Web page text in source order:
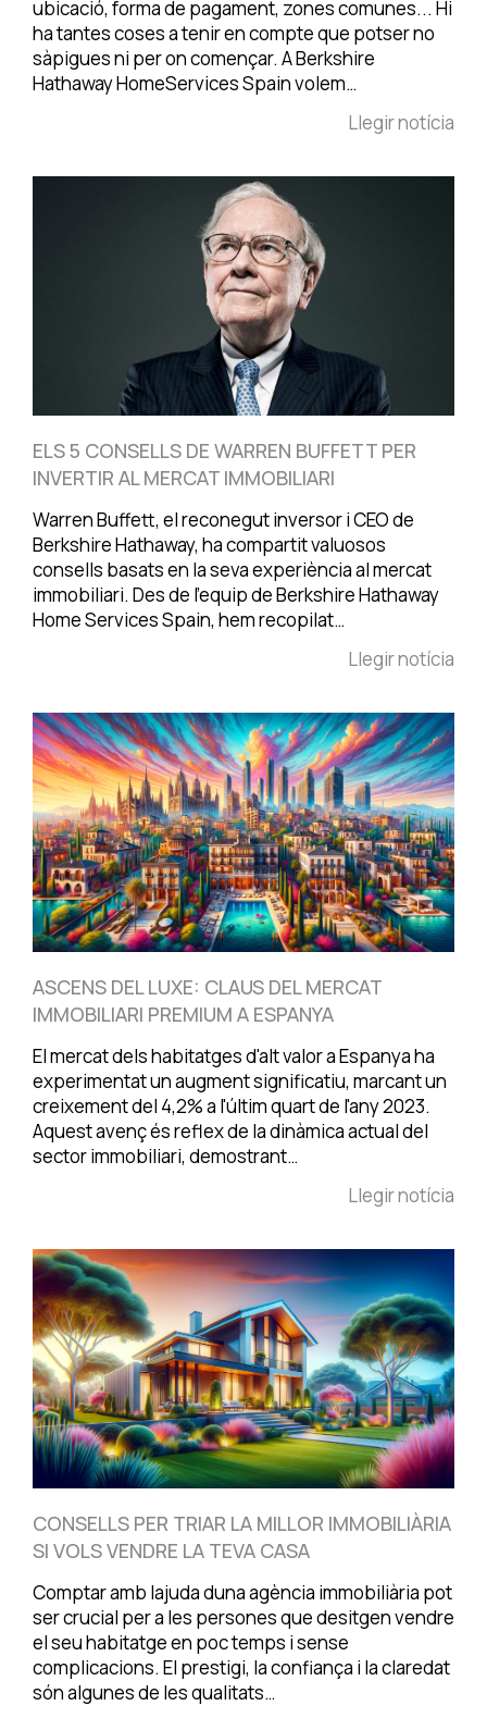
ubicació, forma de pagament, zones comunes... Hi
ha tantes coses a tenir en compte que potser no
sàpigues ni per on començar. A Berkshire
Hathaway HomeServices Spain volem…
Llegir notícia
ELS 5 CONSELLS DE WARREN BUFFETT PER
INVERTIR AL MERCAT IMMOBILIARI
Warren Buffett, el reconegut inversor i CEO de
Berkshire Hathaway, ha compartit valuosos
consells basats en la seva experiència al mercat
immobiliari. Des de l'equip de Berkshire Hathaway
Home Services Spain, hem recopilat…
Llegir notícia
ASCENS DEL LUXE: CLAUS DEL MERCAT
IMMOBILIARI PREMIUM A ESPANYA
El mercat dels habitatges d'alt valor a Espanya ha
experimentat un augment significatiu, marcant un
creixement del 4,2% a l'últim quart de l'any 2023.
Aquest avenç és reflex de la dinàmica actual del
sector immobiliari, demostrant…
Llegir notícia
CONSELLS PER TRIAR LA MILLOR IMMOBILIÀRIA
SI VOLS VENDRE LA TEVA CASA
Comptar amb lajuda duna agència immobiliària pot
ser crucial per a les persones que desitgen vendre
el seu habitatge en poc temps i sense
complicacions. El prestigi, la confiança i la claredat
són algunes de les qualitats…